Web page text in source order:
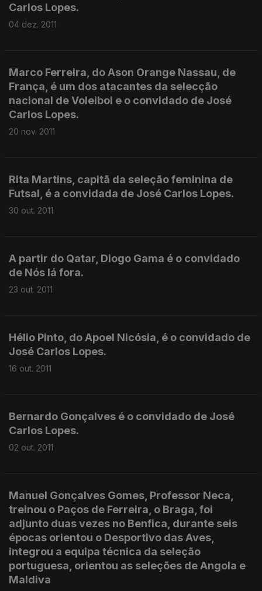
Carlos Lopes.
04 dez. 2011
Marco Ferreira, do Ason Orange Nassau, de
França, é um dos atacantes da selecção
nacional de Voleibol e o convidado de José
Carlos Lopes.
20 nov. 2011
Rita Martins, capitã da seleção feminina de
Futsal, é a convidada de José Carlos Lopes.
30 out. 2011
A partir do Qatar, Diogo Gama é o convidado
de Nós lá fora.
23 out. 2011
Hélio Pinto, do Apoel Nicósia, é o convidado de
José Carlos Lopes.
16 out. 2011
Bernardo Gonçalves é o convidado de José
Carlos Lopes.
02 out. 2011
Manuel Gonçalves Gomes, Professor Neca,
treinou o Paços de Ferreira, o Braga, foi
adjunto duas vezes no Benfica, durante seis
épocas orientou o Desportivo das Aves,
integrou a equipa técnica da seleção
portuguesa, orientou as seleções de Angola e
Maldiva